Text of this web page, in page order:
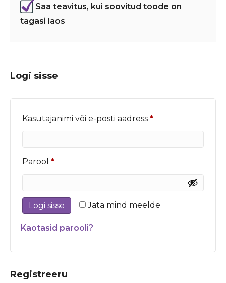
Saa teavitus, kui soovitud toode on
tagasi laos
Logi sisse
Kasutajanimi või e-posti aadress *Nõutud
Parool *Nõutud
Jäta mind meelde
Logi sisse
Kaotasid parooli?
Registreeru